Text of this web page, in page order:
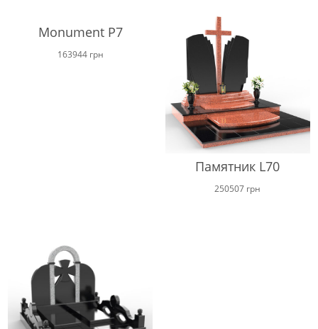
Monument P7
163944 грн
Памятник L70
250507 грн